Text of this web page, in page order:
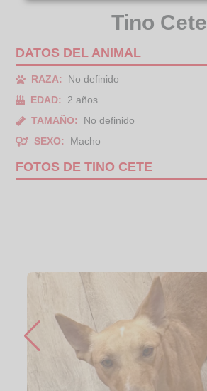
Tino Cete
DATOS DEL ANIMAL
RAZA:
No definido
EDAD:
2 años
TAMAÑO:
No definido
SEXO:
Macho
FOTOS DE TINO CETE